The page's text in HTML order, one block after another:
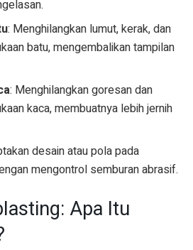
: Menghilangkan lumut, kerak, dan
batu, mengembalikan tampilan
: Menghilangkan goresan dan
kaca, membuatnya lebih jernih
desain atau pola pada
mengontrol semburan abrasif.
Apa Itu